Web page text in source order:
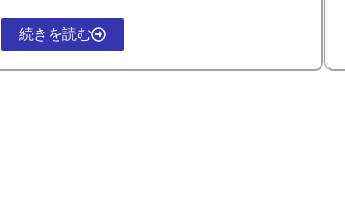
続きを読む